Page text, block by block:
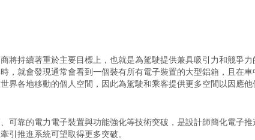
將持續著重於主要目標上，也就是為駕駛提供兼具吸引力和競爭
，就會發現通常會看到一個裝有所有電子裝置的大型鋁箱，且在
界各地移動的個人空間，因此為駕駛和乘客提供更多空間以因應
可靠的電力電子裝置與功能強化等技術突破，是設計師簡化電子
引推進系統可望取得更多突破。